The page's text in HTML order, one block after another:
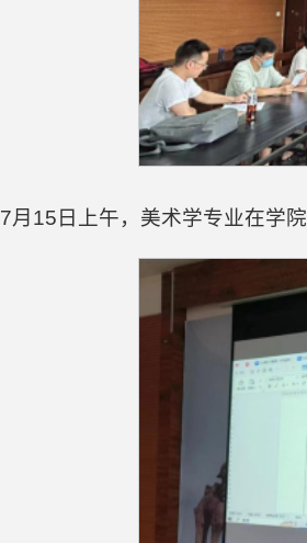
7月15日上午，美术学专业在学